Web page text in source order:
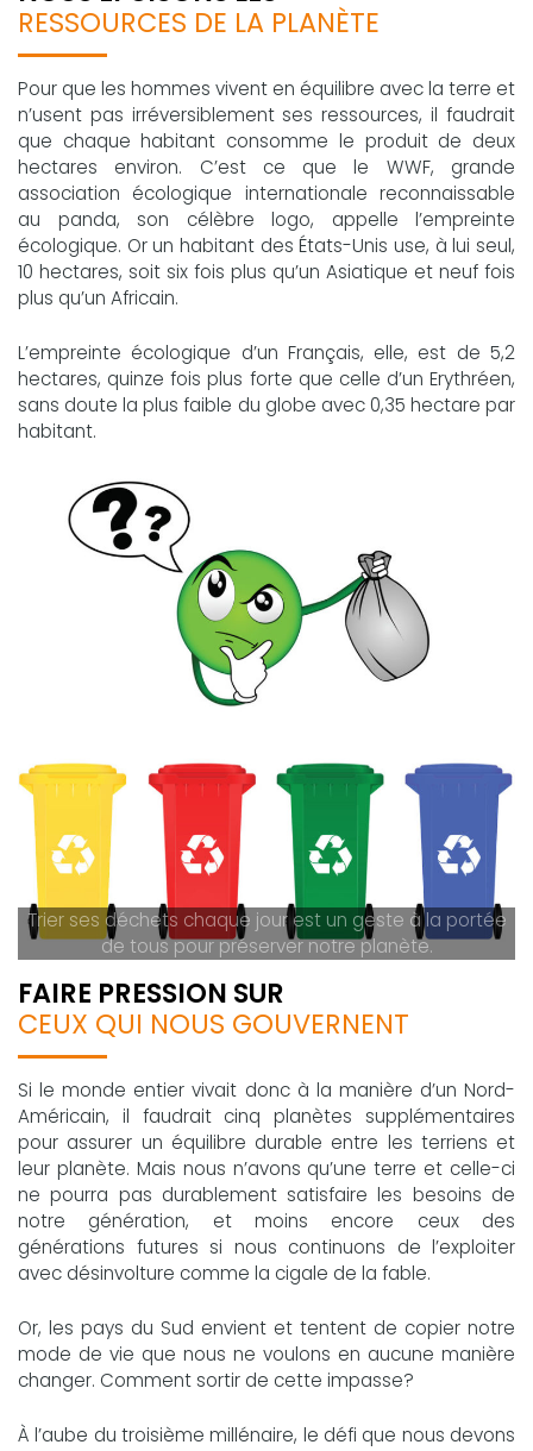
RESSOURCES DE LA PLANÈTE
Pour que les hommes vivent en équilibre avec la terre et
n’usent pas irréversiblement ses ressources, il faudrait
que chaque habitant consomme le produit de deux
hectares environ. C’est ce que le WWF, grande
association écologique internationale reconnaissable
au panda, son célèbre logo, appelle l’empreinte
écologique. Or un habitant des États-Unis use, à lui seul,
10 hectares, soit six fois plus qu’un Asiatique et neuf fois
plus qu’un Africain.
L’empreinte écologique d’un Français, elle, est de 5,2
hectares, quinze fois plus forte que celle d’un Erythréen,
sans doute la plus faible du globe avec 0,35 hectare par
habitant.
Trier ses déchets chaque jour est un geste à la portée
de tous pour préserver notre planète.
FAIRE PRESSION SUR
CEUX QUI NOUS GOUVERNENT
Si le monde entier vivait donc à la manière d’un Nord-
Américain, il faudrait cinq planètes supplémentaires
pour assurer un équilibre durable entre les terriens et
leur planète. Mais nous n’avons qu’une terre et celle-ci
ne pourra pas durablement satisfaire les besoins de
notre génération, et moins encore ceux des
générations futures si nous continuons de l’exploiter
avec désinvolture comme la cigale de la fable.
Or, les pays du Sud envient et tentent de copier notre
mode de vie que nous ne voulons en aucune manière
changer. Comment sortir de cette impasse?
À l’aube du troisième millénaire, le défi que nous devons